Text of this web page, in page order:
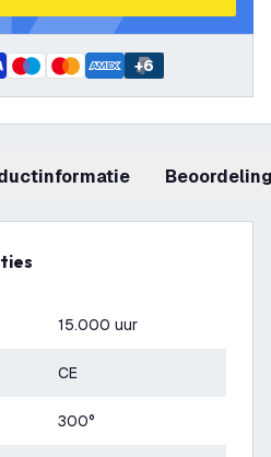
+6
15.000 uur
CE
300°